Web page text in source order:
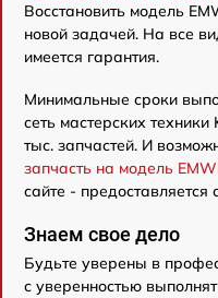
Восстановить модель
новой задачей. На все
имеется гарантия.
Минимальные сроки
сеть мастерских
тыс. запчастей. И
запчасть на модель
сайте - предоставляется
Знаем свое дело
Будьте уверены в
с уверенностью